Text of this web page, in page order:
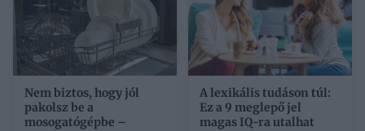
Nem biztos, hogy jól
pakolsz be a
mosogatógépbe –
A lexikális tudáson túl:
Ez a 9 meglepő jel
magas IQ-ra utalhat